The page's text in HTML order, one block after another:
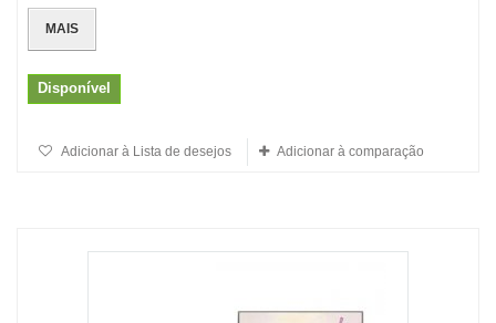
MAIS
Disponível
Adicionar à Lista de desejos Adicionar à comparação